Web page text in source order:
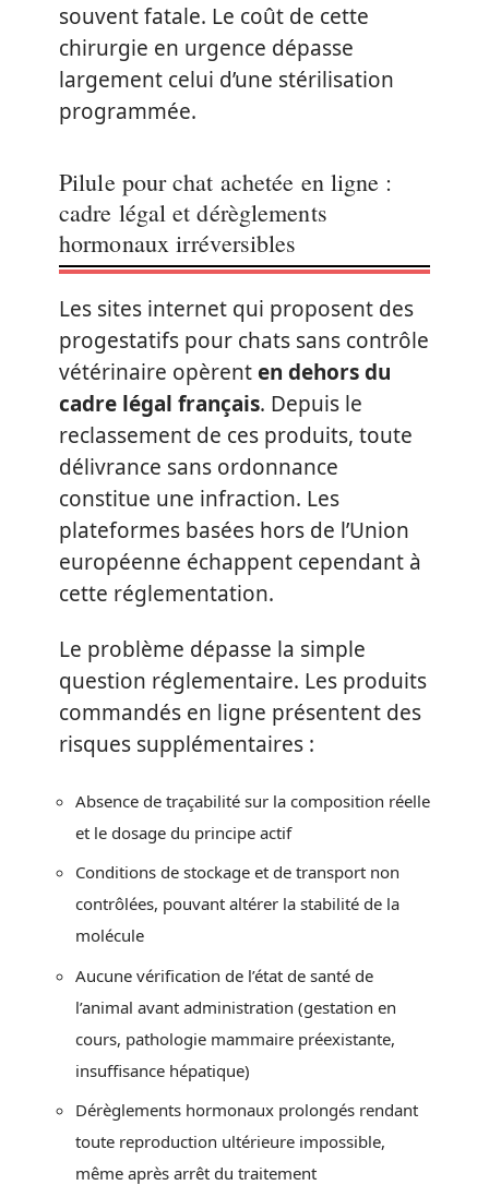
souvent fatale. Le coût de cette
chirurgie en urgence dépasse
largement celui d’une stérilisation
programmée.
Pilule pour chat achetée en ligne :
cadre légal et dérèglements
hormonaux irréversibles
Les sites internet qui proposent des
progestatifs pour chats sans contrôle
vétérinaire opèrenten dehors du
cadre légal français. Depuis le
reclassement de ces produits, toute
délivrance sans ordonnance
constitue une infraction. Les
plateformes basées hors de l’Union
européenne échappent cependant à
cette réglementation.
Le problème dépasse la simple
question réglementaire. Les produits
commandés en ligne présentent des
risques supplémentaires :
Absence de traçabilité sur la composition réelle
et le dosage du principe actif
Conditions de stockage et de transport non
contrôlées, pouvant altérer la stabilité de la
molécule
Aucune vérification de l’état de santé de
l’animal avant administration (gestation en
cours, pathologie mammaire préexistante,
insuffisance hépatique)
Dérèglements hormonaux prolongés rendant
toute reproduction ultérieure impossible,
même après arrêt du traitement